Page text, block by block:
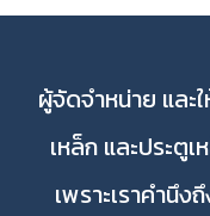
ผู้จัดจำหน่าย และ
เหล็ก และประตู
เพราะเราคำนึ